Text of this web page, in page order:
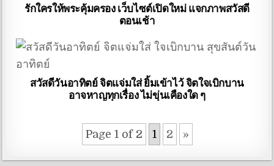
รักใครให้พระคุ้มครอง เว็บไซต์เปิดใหม่ แจกภาพสวัสดี
ตอนเช้า
สวัสดีวันอาทิตย์ จิตแจ่มใส่ ยิ้มเข้าไว้ จิตใจเบิกบาน
อาจหาญทุกเรื่อง ไม่ขุ่นเคืองใด ๆ
Page 1 of 2 1 2 »